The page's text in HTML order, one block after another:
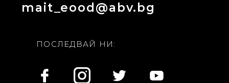
mait_eood@abv.bg
ПОСЛЕДВАЙ НИ: